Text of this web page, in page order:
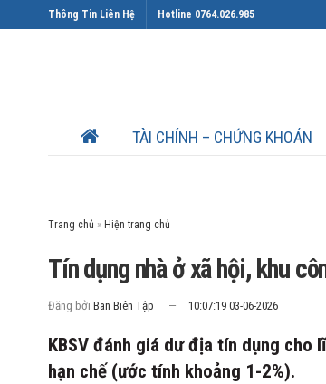
Thông Tin Liên Hệ Hotline 0764.026.985
TÀI CHÍNH – CHỨNG KHOÁN
Trang chủ »
Tín dụng nhà ở xã hội, khu
Đăng bởi Ban Biên Tập 10:07:19 03-06-2026
KBSV đánh giá dư địa tín dụng cho
hạn chế (ước tính khoảng 1-2%).